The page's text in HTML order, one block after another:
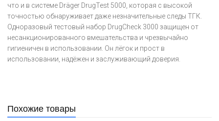
что и в системе Dräger DrugTest 5000, которая с высокой
точностью обнаруживает даже незначительные следы ТГК.
Одноразовый тестовый набор DrugCheck 3000 защищен от
несанкционированного вмешательства и чрезвычайно
гигиеничен в использовании. Он лёгок и прост в
использовании, надёжен и заслуживающий доверия.
Похожие товары